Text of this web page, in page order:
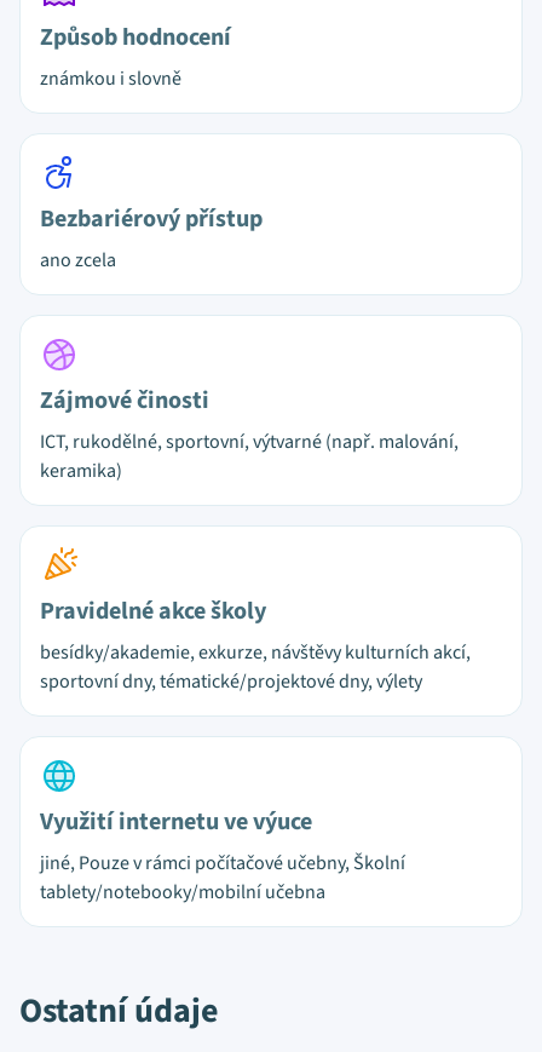
Způsob hodnocení
známkou i slovně
Bezbariérový přístup
ano zcela
Zájmové činosti
ICT, rukodělné, sportovní, výtvarné (např. malování,
keramika)
Pravidelné akce školy
besídky/akademie, exkurze, návštěvy kulturních akcí,
sportovní dny, tématické/projektové dny, výlety
Využití internetu ve výuce
jiné, Pouze v rámci počítačové učebny, Školní
tablety/notebooky/mobilní učebna
Ostatní údaje